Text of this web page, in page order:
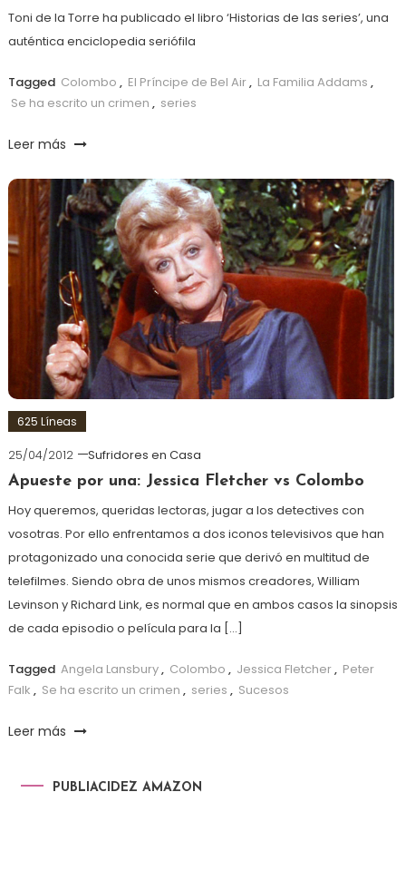
Toni de la Torre ha publicado el libro ‘Historias de las series’, una
auténtica enciclopedia seriófila
Tagged Colombo , El Príncipe de Bel Air, La Familia Addams ,
Se ha escrito un crimen , series
Leer más
625 Líneas
25/04/2012
Sufridores en Casa
Apueste por una: Jessica Fletcher vs Colombo
Hoy queremos, queridas lectoras, jugar a los detectives con
vosotras. Por ello enfrentamos a dos iconos televisivos que han
protagonizado una conocida serie que derivó en multitud de
telefilmes. Siendo obra de unos mismos creadores, William
Levinson y Richard Link, es normal que en ambos casos la sinopsis
de cada episodio o película para la […]
Tagged Angela Lansbury, Colombo , Jessica Fletcher, Peter
Falk , Se ha escrito un crimen , series , Sucesos
Leer más
PUBLIACIDEZ AMAZON